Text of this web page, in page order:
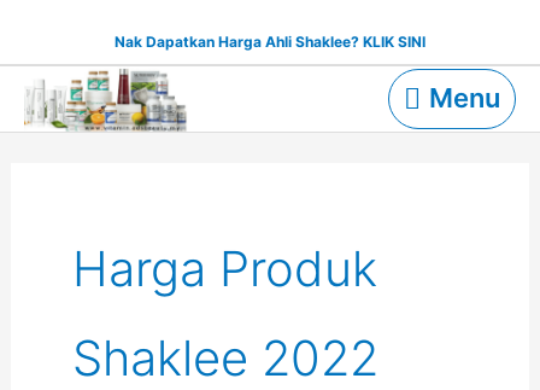
content
Nak Dapatkan Harga Ahli Shaklee? KLIK SINI
Menu
Menu
Harga Produk
Shaklee 2022